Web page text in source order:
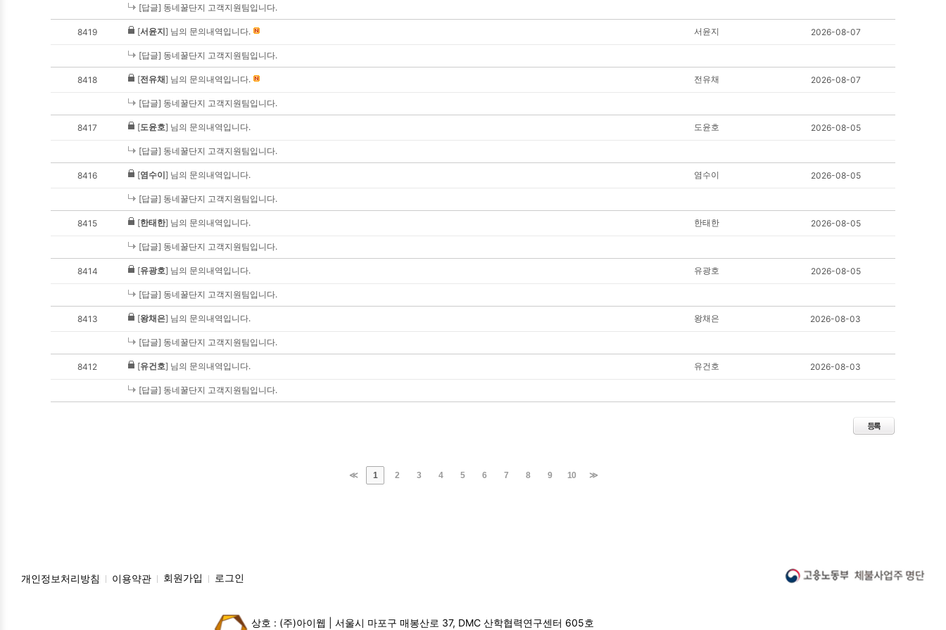
[답글] 동네꿀단지 고객지원팀입니다.
8419 [서윤지] 님의 문의내역입니다. 서윤지 2026-08-07
[답글] 동네꿀단지 고객지원팀입니다.
8418 [전유채] 님의 문의내역입니다. 전유채 2026-08-07
[답글] 동네꿀단지 고객지원팀입니다.
8417 [도윤호] 님의 문의내역입니다. 도윤호 2026-08-05
[답글] 동네꿀단지 고객지원팀입니다.
8416 [염수이] 님의 문의내역입니다. 염수이 2026-08-05
[답글] 동네꿀단지 고객지원팀입니다.
8415 [한태한] 님의 문의내역입니다. 한태한 2026-08-05
[답글] 동네꿀단지 고객지원팀입니다.
8414 [유광호] 님의 문의내역입니다. 유광호 2026-08-05
[답글] 동네꿀단지 고객지원팀입니다.
8413 [왕채은] 님의 문의내역입니다. 왕채은 2026-08-03
[답글] 동네꿀단지 고객지원팀입니다.
8412 [유건호] 님의 문의내역입니다. 유건호 2026-08-03
[답글] 동네꿀단지 고객지원팀입니다.
≪ 1 2 3 4 5 6 7 8 9 10 ≫
개인정보처리방침 이용약관 회원가입 로그인
상호 : (주)아이웹 | 서울시 마포구 매봉산로 37, DMC 산학협력연구센터 605호